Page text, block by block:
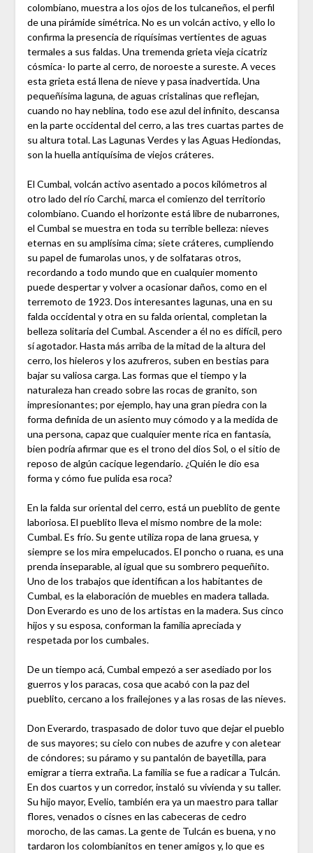
colombiano, muestra a los ojos de los tulcaneños, el perfil
de una pirámide simétrica. No es un volcán activo, y ello lo
confirma la presencia de riquísimas vertientes de aguas
termales a sus faldas. Una tremenda grieta vieja cicatriz
cósmica- lo parte al cerro, de noroeste a sureste. A veces
esta grieta está llena de nieve y pasa inadvertida. Una
pequeñísima laguna, de aguas cristalinas que reflejan,
cuando no hay neblina, todo ese azul del infinito, descansa
en la parte occidental del cerro, a las tres cuartas partes de
su altura total. Las Lagunas Verdes y las Aguas Hediondas,
son la huella antiquísima de viejos cráteres.
El Cumbal, volcán activo asentado a pocos kilómetros al
otro lado del río Carchi, marca el comienzo del territorio
colombiano. Cuando el horizonte está libre de nubarrones,
el Cumbal se muestra en toda su terrible belleza: nieves
eternas en su amplísima cima; siete cráteres, cumpliendo
su papel de fumarolas unos, y de solfataras otros,
recordando a todo mundo que en cualquier momento
puede despertar y volver a ocasionar daños, como en el
terremoto de 1923. Dos interesantes lagunas, una en su
falda occidental y otra en su falda oriental, completan la
belleza solitaria del Cumbal. Ascender a él no es difícil, pero
sí agotador. Hasta más arriba de la mitad de la altura del
cerro, los hieleros y los azufreros, suben en bestias para
bajar su valiosa carga. Las formas que el tiempo y la
naturaleza han creado sobre las rocas de granito, son
impresionantes; por ejemplo, hay una gran piedra con la
forma definida de un asiento muy cómodo y a la medida de
una persona, capaz que cualquier mente rica en fantasía,
bien podría afirmar que es el trono del dios Sol, o el sitio de
reposo de algún cacique legendario. ¿Quién le dio esa
forma y cómo fue pulida esa roca?
En la falda sur oriental del cerro, está un pueblito de gente
laboriosa. El pueblito lleva el mismo nombre de la mole:
Cumbal. Es frío. Su gente utiliza ropa de lana gruesa, y
siempre se los mira empelucados. El poncho o ruana, es una
prenda inseparable, al igual que su sombrero pequeñito.
Uno de los trabajos que identifican a los habitantes de
Cumbal, es la elaboración de muebles en madera tallada.
Don Everardo es uno de los artistas en la madera. Sus cinco
hijos y su esposa, conforman la familia apreciada y
respetada por los cumbales.
De un tiempo acá, Cumbal empezó a ser asediado por los
guerros y los paracas, cosa que acabó con la paz del
pueblito, cercano a los frailejones y a las rosas de las nieves.
Don Everardo, traspasado de dolor tuvo que dejar el pueblo
de sus mayores; su cielo con nubes de azufre y con aletear
de cóndores; su páramo y su pantalón de bayetilla, para
emigrar a tierra extraña. La familia se fue a radicar a Tulcán.
En dos cuartos y un corredor, instaló su vivienda y su taller.
Su hijo mayor, Evelio, también era ya un maestro para tallar
flores, venados o cisnes en las cabeceras de cedro
morocho, de las camas. La gente de Tulcán es buena, y no
tardaron los colombianitos en tener amigos y, lo que es